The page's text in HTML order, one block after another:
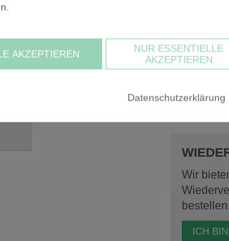
AKZEPTIEREN
NUR ESSENTIELLE
AKZEPTIEREN
Datenschutzerklärung
Ø 33,7 mm
Bei
sehr
Wir
bestellen.
ICH